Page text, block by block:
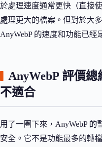
於處理速度通常更快（直接
處理更大的檔案。但對於大
AnyWebP 的速度和功能已經
AnyWebP 評價
不適合
用了一圈下來，AnyWebP 的
安全。它不是功能最多的轉